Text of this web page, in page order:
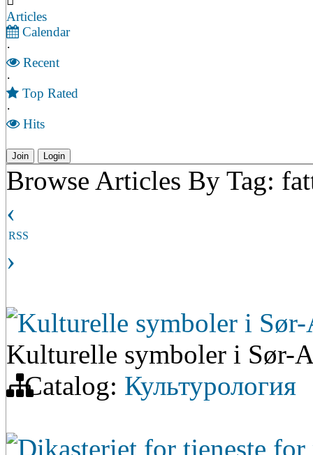
Articles
Calendar
·
Recent
·
Top Rated
·
Hits
Join Login
Browse Articles By Tag:
‹
RSS
›
Kulturelle symboler i
Kulturelle symboler i Sør-
Catalog: Культурология
Dikasteriet for tjeneste